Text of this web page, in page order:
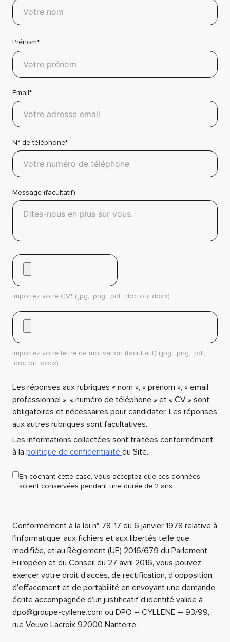
Prénom*
Email*
N° de téléphone*
Message (facultatif)
Importez votre CV* (jpg, .png, .pdf, .doc ou .docx)
Importez votre lettre de motivation (facultatif) (jpg, .png, .pdf,
.doc ou .docx)
Les réponses aux rubriques « nom », « prénom », « email
professionnel », « numéro de téléphone » et « CV » sont
obligatoires et nécessaires pour candidater. Les réponses
aux autres rubriques sont facultatives.
Les informations collectées sont traitées conformément
à la politique de confidentialité du Site.
En cochant cette case, vous acceptez que ces données
soient conservées pendant une durée de 2 ans.
Conformément à la loi n° 78-17 du 6 janvier 1978 relative à
l’informatique, aux fichiers et aux libertés telle que
modifiée, et au Règlement (UE) 2016/679 du Parlement
Européen et du Conseil du 27 avril 2016, vous pouvez
exercer votre droit d’accès, de rectification, d’opposition,
d’effacement et de portabilité en envoyant une demande
écrite accompagnée d’un justificatif d’identité valide à
dpo@groupe-cyllene.com ou DPO – CYLLENE – 93/99,
rue Veuve Lacroix 92000 Nanterre.